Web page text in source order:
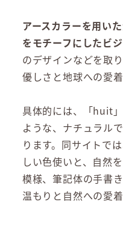
アースカラーを用い
をモチーフにしたビ
のデザインなどを取
優しさと地球への愛
具体的には、「huit
ような、ナチュラル
ります。同サイトで
しい色使いと、自然
模様、筆記体の手書
温もりと自然への愛